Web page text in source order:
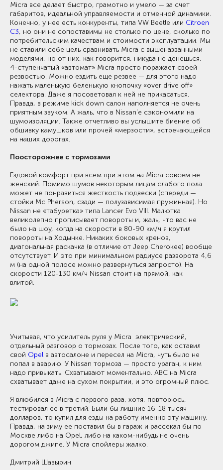
Micra все делает быстро, грамотно и умело — за счет
габаритов, идеальной управляемости и отменной динамики.
Конечно, у нее есть конкуренты, типа VW Beetle или Citroen
C3, но они не сопоставимы не столько по цене, сколько по
потребительским качествам и стоимости эксплуатации. Мы
не ставили себе цель сравнивать Micra с вышеназванными
моделями, но от них, как говорится, никуда не денешься.
4-ступенчатый «автомат» Micra просто поражает своей
резвостью. Можно ездить еще резвее — для этого надо
нажать маленькую беленькую кнопочку «over drive off»
селектора. Даже я посоветовал к ней не прикасаться.
Правда, в режиме kick down салон наполняется не очень
приятным звуком. А жаль, что в Nissan’e сэкономили на
шумоизоляции. Также отчетливо вы услышите биение об
обшивку камушков или прочей «мерзости», встречающейся
на наших дорогах.
Поосторожнее с тормозами
Ездовой комфорт при всем при этом на Micra совсем не
женский. Помимо шумов некоторым лицам слабого пола
может не понравиться жесткость подвески (спереди —
стойки Mc Pherson, сзади — полузависимая пружинная). Но
Nissan не «табуретка» типа Lancer Evo VIII. Малютка
великолепно прописывает повороты и, жаль, что вас не
было на шоу, когда на скорости в 80-90 км/ч я крутил
повороты на Ходынке. Никаких боковых кренов,
диагональная раскачка (в отличие от Jeep Cherokee) вообще
отсутствует. И это при минимальном радиусе разворота 4,6
м (на одной полосе можно развернуться запросто). На
скорости 120-130 км/ч Nissan стоит на прямой, как
влитой.
Учитывая, что усилитель руля у Micra электрический,
отдельный разговор о тормозах. После того, как оставил
свой Opel в автосалоне и пересел на Micra, чуть было не
попал в аварию. У Nissan тормоза — просто ураган, к ним
надо привыкать. Схватывают моментально. АВС на Micra
схватывает даже на сухом покрытии, и это огромный плюс.
Я влюбился в Micra с первого раза, хотя, повторюсь,
тестировал ее в третий. Были бы лишние 16-18 тысяч
долларов, то купил для езды на работу именно эту машину.
Правда, на зиму ее поставил бы в гараж и рассекал бы по
Москве либо на Opel, либо на каком-нибудь не очень
дорогом джипе. У Micra спойлеры жалко.
Дмитрий Шавырин